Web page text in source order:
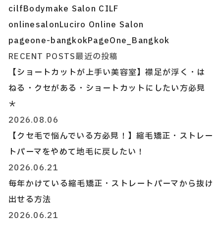
cilfBodymake Salon CILF
onlinesalonLuciro Online Salon
pageone-bangkokPageOne_Bangkok
RECENT POSTS最近の投稿
【ショートカットが上手い美容室】襟足が浮く・は
ねる・クセがある・ショートカットにしたい方必見
＊
2026.08.06
【クセ毛で悩んでいる方必見！】縮毛矯正・ストレー
トパーマをやめて地毛に戻したい！
2026.06.21
毎年かけている縮毛矯正・ストレートパーマから抜け
出せる方法
2026.06.21